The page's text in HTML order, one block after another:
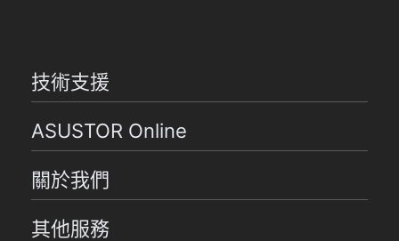
技術支援
ASUSTOR Online
關於我們
其他服務